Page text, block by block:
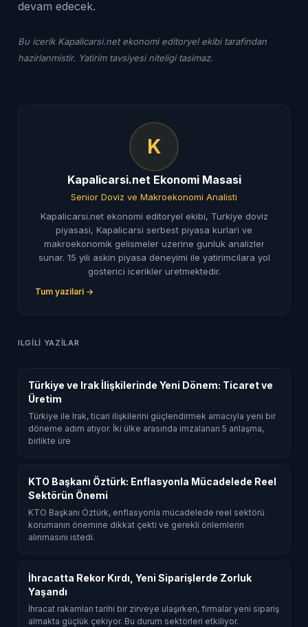
devam edecek.
Bu icerik Kapalicarsi.net ekonomi editoryel ekibi tarafindan
hazirlanmistir. Yatirim tavsiyesi niteligi tasimaz.
K
Kapalicarsi.net Ekonomi Masasi
Senior Doviz ve Makroekonomi Analisti
Kapalicarsi.net ekonomi editoryel ekibi, Turkiye doviz
piyasasi, Kapalicarsi serbest piyasa kurlari ve
makroekonomik gelismeler uzerine gunluk analizler
sunar. 15 yili askin piyasa deneyimi ile yatirimcilara yol
gosterici icerikler uretmektedir.
Tum yazilari →
ILGILI YAZILAR
Türkiye ve Irak İlişkilerinde Yeni Dönem: Ticaret ve
Üretim
Türkiye ile Irak, ticari ilişkilerini güçlendirmek amacıyla yeni bir
döneme adım atıyor. İki ülke arasında imzalanan 5 anlaşma,
birlikte üre
KTO Başkanı Öztürk: Enflasyonla Mücadelede Reel
Sektörün Önemi
KTO Başkanı Öztürk, enflasyonla mücadelede reel sektörü
korumanın önemine dikkat çekti ve gerekli önlemlerin
alınmasını istedi.
İhracatta Rekor Kırdı, Yeni Siparişlerde Zorluk
Yaşandı
İhracat rakamları tarihi bir zirveye ulaşırken, firmalar yeni sipariş
almakta güçlük çekiyor. Bu durum sektörleri etkiliyor.